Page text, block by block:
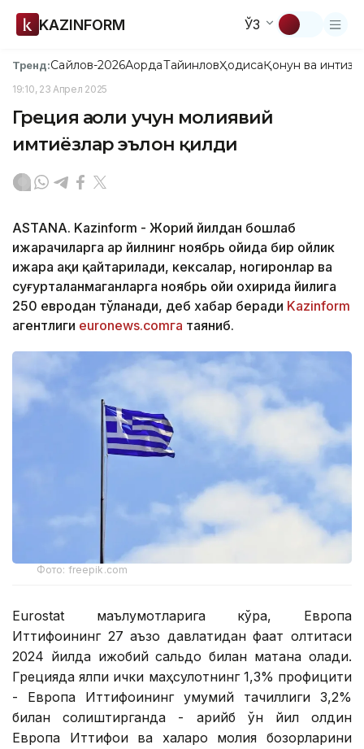
KAZINFORM ЎЗ
Тренд:Сайлов-2026АқордаТайинловҲодисаҚонун ва
19:10, 23 Апрел 2025
Греция аҳоли учун молиявий
имтиёзлар эълон қилди
ASTANA. Kazinform - Жорий йилдан бошлаб
ижарачиларга ҳар йилнинг ноябрь ойида бир ойлик
ижара ҳақи қайтарилади, кексалар, ногиронлар ва
суғурталанмаганларга ноябрь ойи охирида йилига
250 евродан тўланади, деб хабар беради Kazinform
агентлиги euronews.comга таяниб.
Фото: freepik.com
Eurostat маълумотларига кўра, Европа
Иттифоқининг 27 аъзо давлатидан фақат олтитаси
2024 йилда ижобий сальдо билан мақтана олади.
Грецияда ялпи ички маҳсулотнинг 1,3% профицити
- Европа Иттифоқининг умумий тақчиллиги 3,2%
билан солиштирганда - қарийб ўн йил олдин
Европа Иттифоқи ва халқаро молия бозорларини